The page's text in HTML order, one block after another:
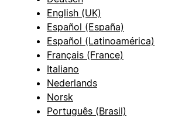
English (UK)
Español (España)
Español (Latinoamérica)
Français (France)
Italiano
Nederlands
Norsk
Português (Brasil)